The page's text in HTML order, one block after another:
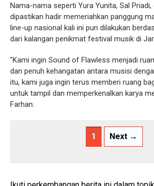
Nama-nama seperti Yura Yunita, Sal
dipastikan hadir memeriahkan panggung
line-up nasional kali ini pun dilakukan
dari kalangan penikmat festival musik di
"Kami ingin Sound of Flawless menjadi
dan penuh kehangatan antara musisi
itu, kami juga ingin terus memberi ruang
untuk tampil dan memperkenalkan karya
Farhan.
1 Next →